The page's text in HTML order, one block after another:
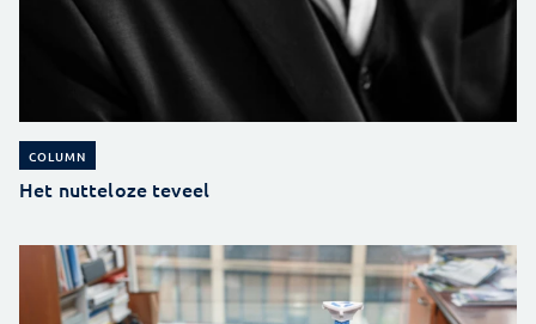
COLUMN
Het nutteloze teveel